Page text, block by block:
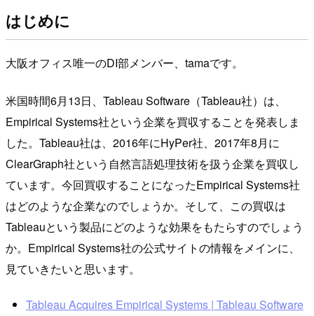
はじめに
大阪オフィス唯一のDI部メンバー、tamaです。
米国時間6月13日、Tableau Software（Tableau社）は、
Empirical Systems社という企業を買収することを発表しま
した。Tableau社は、2016年にHyPer社、2017年8月に
ClearGraph社という自然言語処理技術を扱う企業を買収し
ています。今回買収することになったEmpirical Systems社
はどのような企業なのでしょうか。そして、この買収は
Tableauという製品にどのような効果をもたらすのでしょう
か。Empirical Systems社の公式サイトの情報をメインに、
見ていきたいと思います。
Tableau Acquires Empirical Systems | Tableau Software